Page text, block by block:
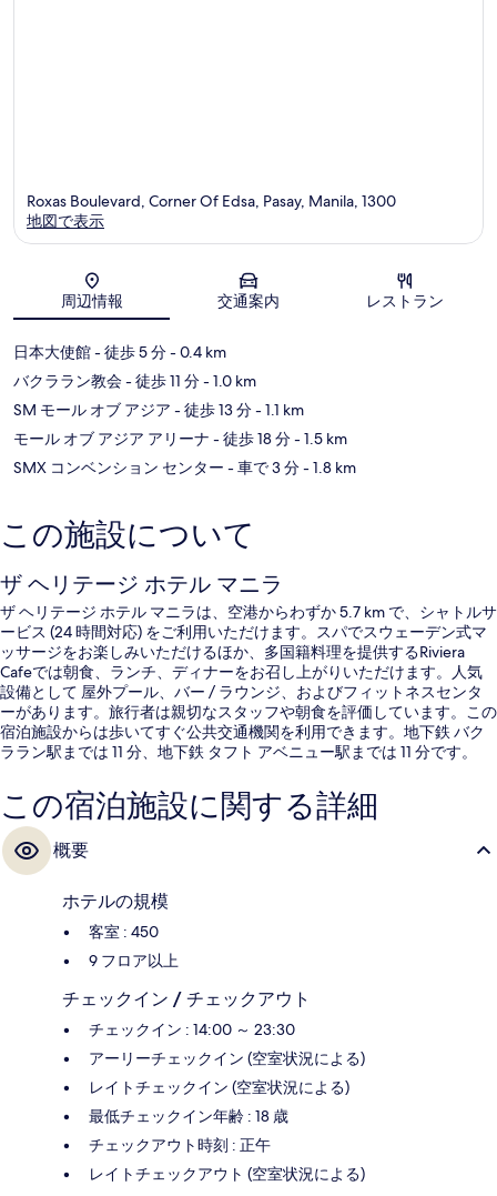
地図
Roxas Boulevard, Corner Of Edsa, Pasay, Manila, 1300
地図で表示
周辺情報 交通案内 レストラン
日本大使館- 徒歩 5 分- 0.4 km
バクララン教会- 徒歩 11 分- 1.0 km
SM モール オブ アジア - 徒歩 13 分- 1.1 km
モール オブ アジア アリーナ - 徒歩 18 分- 1.5 km
SMX コンベンション センター - 車で 3 分- 1.8 km
この施設について
ザ ヘリテージ ホテル マニラ
ザ ヘリテージ ホテル マニラは、空港からわずか 5.7 km で、シャトルサ
ービス (24 時間対応) をご利用いただけます。スパでスウェーデン式マ
ッサージをお楽しみいただけるほか、多国籍料理を提供するRiviera
Cafeでは朝食、ランチ、ディナーをお召し上がりいただけます。人気
設備として 屋外プール、バー / ラウンジ、およびフィットネスセンタ
ーがあります。旅行者は親切なスタッフや朝食を評価しています。この
宿泊施設からは歩いてすぐ公共交通機関を利用できます。地下鉄 バク
ララン駅までは 11 分、地下鉄 タフト アベニュー駅までは 11 分です。
この宿泊施設に関する詳細
概要
ホテルの規模
客室 : 450
9 フロア以上
チェックイン / チェックアウト
チェックイン : 14:00 ～ 23:30
アーリーチェックイン (空室状況による)
レイトチェックイン (空室状況による)
最低チェックイン年齢 : 18 歳
チェックアウト時刻 : 正午
レイトチェックアウト (空室状況による)